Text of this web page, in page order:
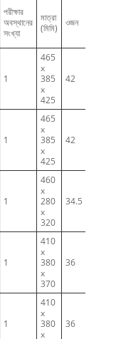
পরীক্ষার
অবস্থানের
সংখ্যা
মাত্রা
(মিমি)
ওজন
1
465
x
385
x
425
42
1
465
x
385
x
425
42
1
460
x
280
x
320
34.5
1
410
x
380
x
370
36
1
410
x
380
x
36